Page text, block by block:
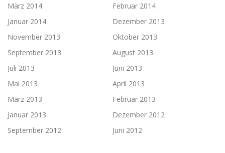
März 2014
Februar 2014
Januar 2014
Dezember 2013
November 2013
Oktober 2013
September 2013
August 2013
Juli 2013
Juni 2013
Mai 2013
April 2013
März 2013
Februar 2013
Januar 2013
Dezember 2012
September 2012
Juni 2012